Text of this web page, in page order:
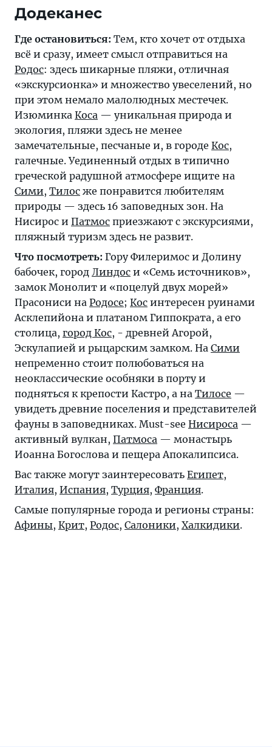
Додеканес
Где остановиться: Тем, кто хочет от отдыха
всё и сразу, имеет смысл отправиться на
Родос: здесь шикарные пляжи, отличная
«экскурсионка» и множество увеселений, но
при этом немало малолюдных местечек.
Изюминка Коса — уникальная природа и
экология, пляжи здесь не менее
замечательные, песчаные и, в городе Кос,
галечные. Уединенный отдых в типично
греческой радушной атмосфере ищите на
Сими, Тилос же понравится любителям
природы — здесь 16 заповедных зон. На
Нисирос и Патмос приезжают с экскурсиями,
пляжный туризм здесь не развит.
Что посмотреть: Гору Филеримос и Долину
бабочек, город Линдос и «Семь источников»,
замок Монолит и «поцелуй двух морей»
Прасониси на Родосе; Кос интересен руинами
Асклепийона и платаном Гиппократа, а его
столица, город Кос, - древней Агорой,
Эскулапией и рыцарским замком. На Сими
непременно стоит полюбоваться на
неоклассические особняки в порту и
подняться к крепости Кастро, а на Тилосе —
увидеть древние поселения и представителей
фауны в заповедниках. Must-see Нисироса —
активный вулкан, Патмоса — монастырь
Иоанна Богослова и пещера Апокалипсиса.
Вас также могут заинтересовать Египет,
Италия, Испания, Турция, Франция.
Самые популярные города и регионы страны:
Афины, Крит, Родос, Салоники, Халкидики.